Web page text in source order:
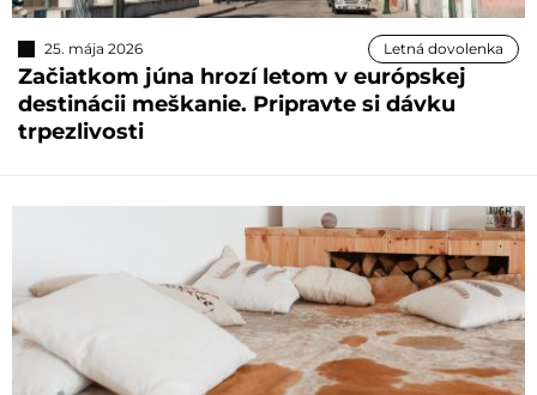
25. mája 2026 Letná dovolenka
Začiatkom júna hrozí letom v európskej
destinácii meškanie. Pripravte si dávku
trpezlivosti